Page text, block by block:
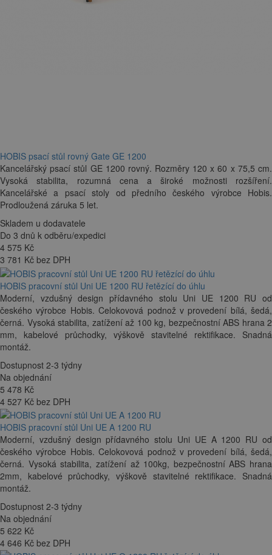
HOBIS psací stůl rovný Gate GE 1200
Kancelářský psací stůl GE 1200 rovný. Rozměry 120 x 60 x 75,5 cm.
Vysoká stabilita, rozumná cena a široké možnosti rozšíření.
Kancelářské a psací stoly od předního českého výrobce Hobis.
Prodloužená záruka 5 let.
Skladem u dodavatele
Do 3 dnů k odběru/expedici
4 575 Kč
3 781 Kč bez DPH
HOBIS pracovní stůl Uni UE 1200 RU řetězící do úhlu
Moderní, vzdušný design přídavného stolu Uni UE 1200 RU od
českého výrobce Hobis. Celokovová podnož v provedení bílá, šedá,
černá. Vysoká stabilita, zatížení až 100 kg, bezpečnostní ABS hrana 2
mm, kabelové průchodky, výškově stavitelné rektifikace. Snadná
montáž.
Dostupnost 2-3 týdny
Na objednání
5 478 Kč
4 527 Kč bez DPH
HOBIS pracovní stůl Uni UE A 1200 RU
Moderní, vzdušný design přídavného stolu Uni UE A 1200 RU od
českého výrobce Hobis. Celokovová podnož v provedení bílá, šedá,
černá. Vysoká stabilita, zatížení až 100kg, bezpečnostní ABS hrana
2mm, kabelové průchodky, výškově stavitelné rektifikace. Snadná
montáž.
Dostupnost 2-3 týdny
Na objednání
5 622 Kč
4 646 Kč bez DPH